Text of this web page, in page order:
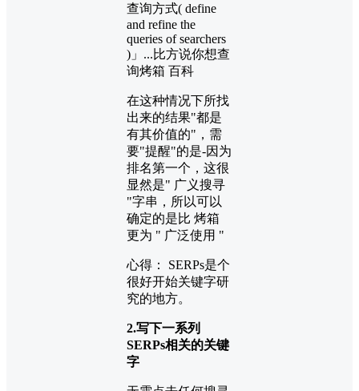
查询方式( define
and refine the
queries of searchers
)」...比方说你想查
询烤箱 百科
在这种情况下所找
出来的结果"都是
有其价值的"，需
要"提醒"的是-因为
排名第一个，这很
显然是" 广义搜寻
"字串，所以可以
确定的是比 烤箱
更为 " 广泛使用 "
心得： SERPs是个
很好开始关键字研
究的地方。
2.写下一系列
SERPs相关的关键
字